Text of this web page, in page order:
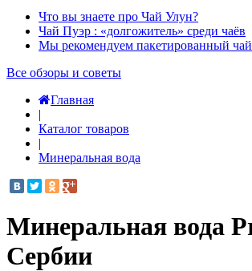
Что вы знаете про Чай Улун?
Чай Пуэр : «долгожитель» среди чаёв
Мы рекомендуем пакетированный
Все обзоры и советы
Главная
|
Каталог товаров
|
Минеральная вода
Минеральная вода
Сербии